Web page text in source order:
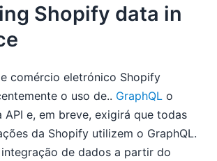
Shopify data in
comércio eletrónico Shopify
o uso de.. GraphQL o
e, em breve, exigirá que todas
da Shopify utilizem o GraphQL.
de dados a partir do